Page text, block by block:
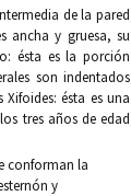
de la pared
ancha y gruesa, su
ésta es la porción
son indentados
ésta es una
tres años de edad
conforman la
y